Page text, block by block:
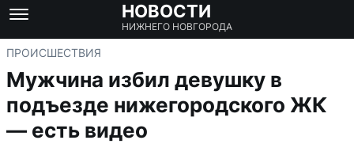
НОВОСТИ
НИЖНЕГО НОВГОРОДА
ПРОИСШЕСТВИЯ
Мужчина избил девушку в
подъезде нижегородского ЖК
— есть видео